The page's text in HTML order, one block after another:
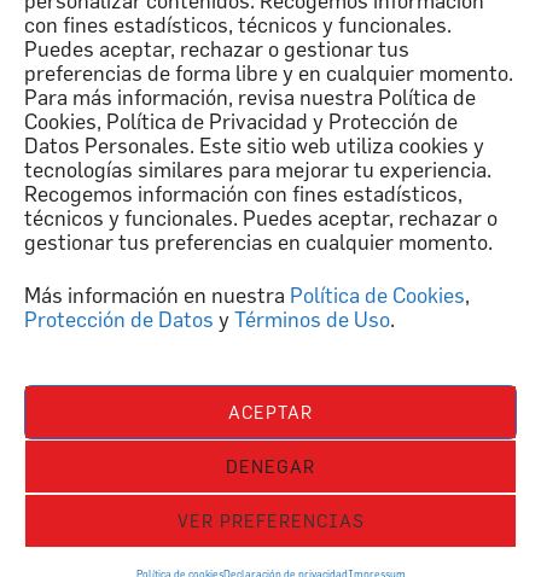
con fines estadísticos, técnicos y funcionales.
Puedes aceptar, rechazar o gestionar tus
preferencias de forma libre y en cualquier momento.
Para más información, revisa nuestra Política de
Cookies, Política de Privacidad y Protección de
Datos Personales. Este sitio web utiliza cookies y
tecnologías similares para mejorar tu experiencia.
Recogemos información con fines estadísticos,
técnicos y funcionales. Puedes aceptar, rechazar o
gestionar tus preferencias en cualquier momento.
Más información en nuestra Política de Cookies,
Protección de Datos yTérminos de Uso.
ACEPTAR
DENEGAR
VER PREFERENCIAS
Política de cookiesDeclaración de privacidadImpressum
Términos y Condiciones de Uso Protección de Datos Personales
©2024. Federación Ecuatoriana de Fútbol. Todos los Derechos Reservados.